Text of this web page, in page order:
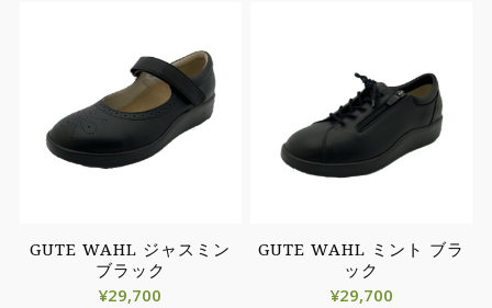
GUTE WAHL ジャスミン
ブラック
¥29,700
GUTE WAHL ミント ブラ
ック
¥29,700